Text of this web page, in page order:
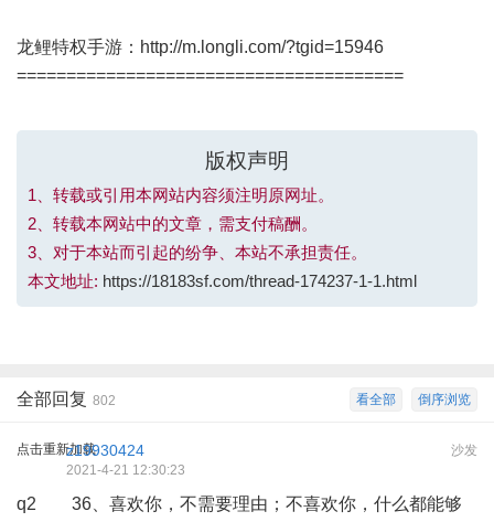
龙鲤特权手游： http://m.longli.com/?tgid=15946
=======================================
版权声明
1、转载或引用本网站内容须注明原网址。
2、转载本网站中的文章，需支付稿酬。
3、对于本站而引起的纷争、本站不承担责任。
本文地址: https://18183sf.com/thread-174237-1-1.html
倒序浏览
看全部
全部回复 802
点击重新加载 沙发
z19930424
2021-4-21 12:30:23
q2 36、喜欢你，不需要理由；不喜欢你，什么都能够